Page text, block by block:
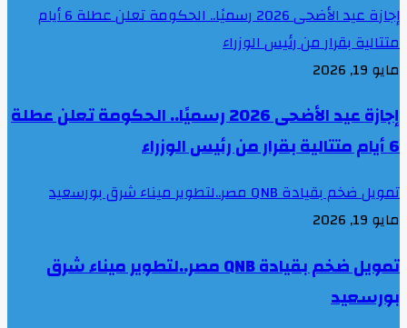
إجازة عيد الأضحى 2026 رسميًا.. الحكومة تعلن عطلة 6 أيام
متتالية بقرار من رئيس الوزراء
مايو 19, 2026
إجازة عيد الأضحى 2026 رسميًا.. الحكومة تعلن عطلة
6 أيام متتالية بقرار من رئيس الوزراء
تمويل ضخم بقيادة QNB مصر..لتطوير ميناء شرق بورسعيد
مايو 19, 2026
تمويل ضخم بقيادة QNB مصر..لتطوير ميناء شرق
بورسعيد